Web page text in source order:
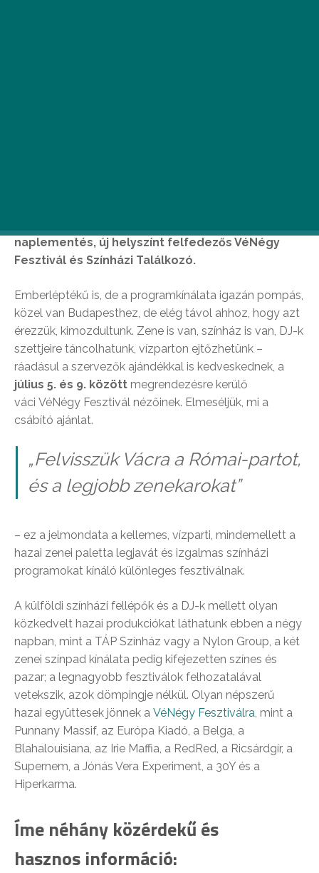
naplementés, új helyszínt felfedezős VéNégy
Fesztivál és Színházi Találkozó.
Emberléptékű is, de a programkínálata igazán pompás,
közel van Budapesthez, de elég távol ahhoz, hogy azt
érezzük, kimozdultunk. Zene is van, színház is van, DJ-k
szettjeire táncolhatunk, vízparton ejtőzhetünk –
ráadásul a szervezők ajándékkal is kedveskednek, a
július 5. és 9. között megrendezésre kerülő
váci VéNégy Fesztivál nézőinek. Elmeséljük, mi a
csábító ajánlat.
„Felvisszük Vácra a Római-partot,
és a legjobb zenekarokat”
– ez a jelmondata a kellemes, vízparti, mindemellett a
hazai zenei paletta legjavát és izgalmas színházi
programokat kínáló különleges fesztiválnak.
A külföldi színházi fellépők és a DJ-k mellett olyan
közkedvelt hazai produkciókat láthatunk ebben a négy
napban, mint a TÁP Színház vagy a Nylon Group, a két
zenei színpad kínálata pedig kifejezetten színes és
pazar; a legnagyobb fesztiválok felhozatalával
vetekszik, azok dömpingje nélkül. Olyan népszerű
hazai együttesek jönnek a VéNégy Fesztiválra , mint a
Punnany Massif, az Európa Kiadó, a Belga, a
Blahalouisiana, az Irie Maffia, a RedRed, a Ricsárdgír, a
Supernem, a Jónás Vera Experiment, a 30Y és a
Hiperkarma.
Íme néhány közérdekű és
hasznos információ: